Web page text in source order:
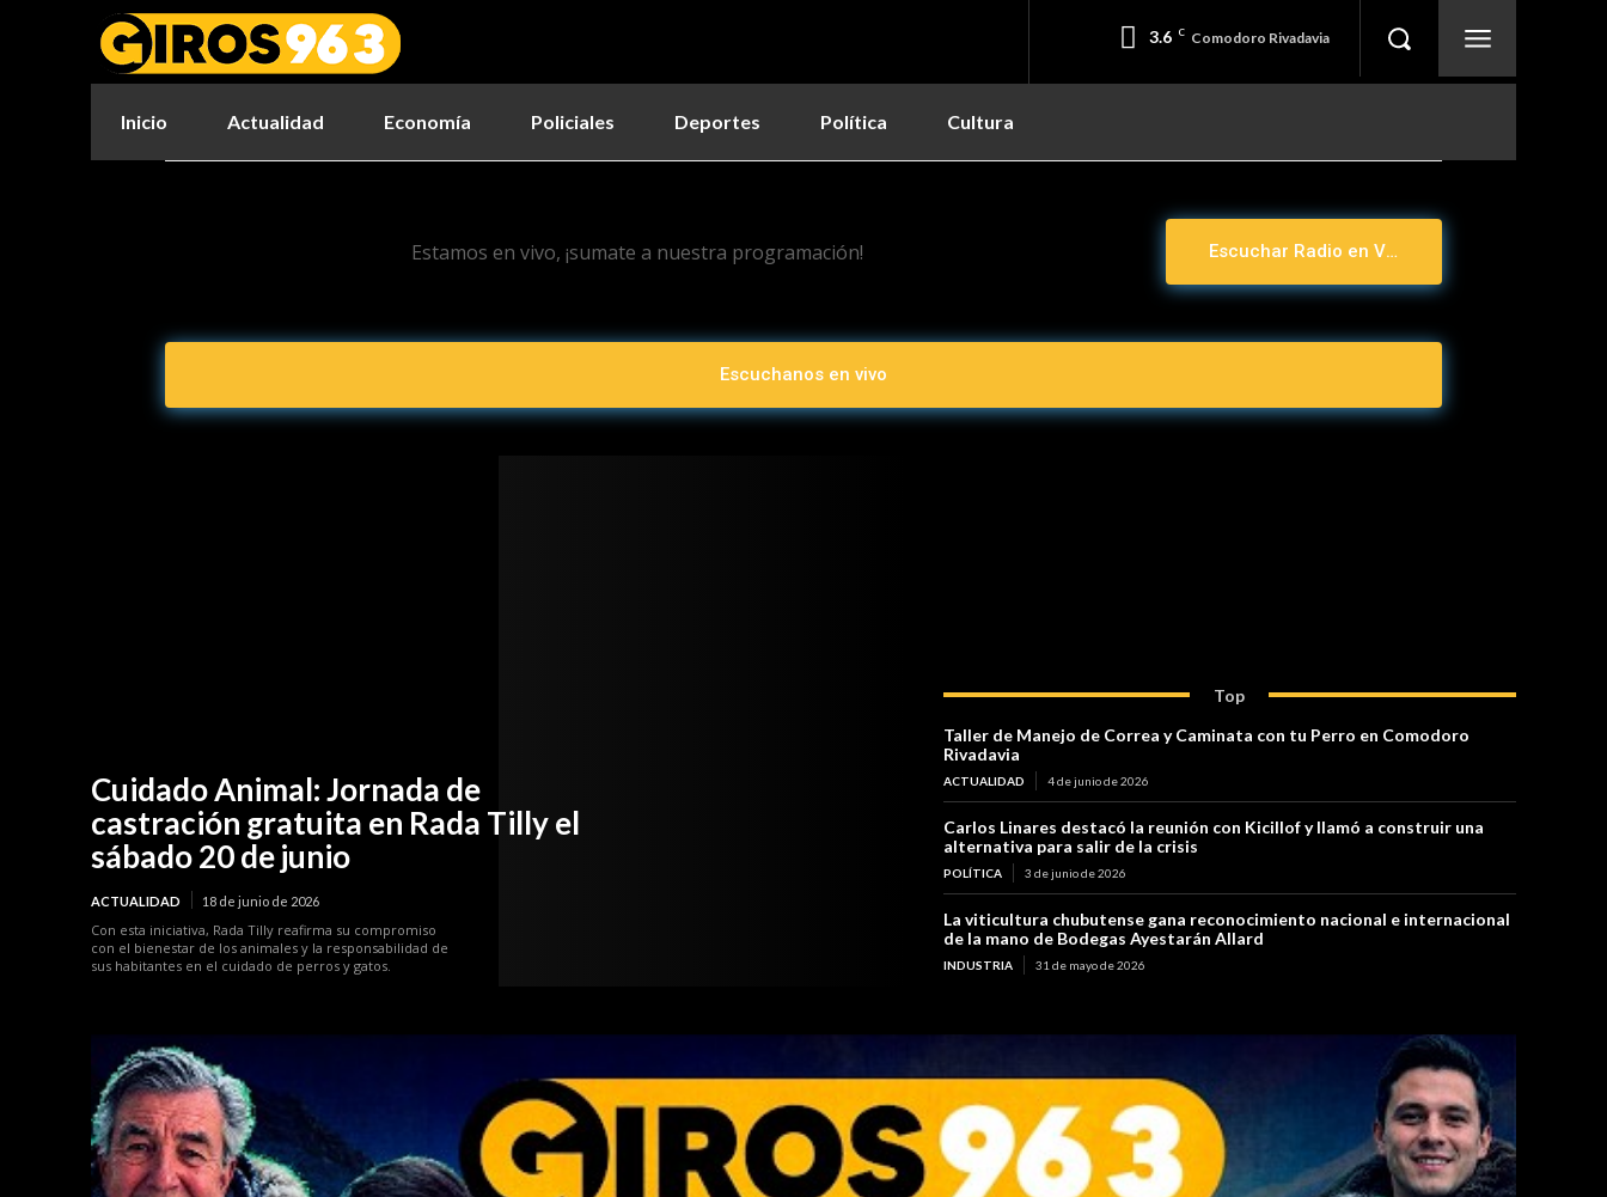
3.6 C Comodoro Rivadavia
Inicio Actualidad Economía Policiales Deportes Política Cultura
Estamos en vivo, ¡sumate a nuestra programación! Escuchar Radio en Vivo
Escuchanos en vivo
Cuidado Animal: Jornada de
castración gratuita en Rada Tilly el
sábado 20 de junio
ACTUALIDAD 18 de junio de 2026
Con esta iniciativa, Rada Tilly reafirma su compromiso
con el bienestar de los animales y la responsabilidad de
sus habitantes en el cuidado de perros y gatos.
Top
Taller de Manejo de Correa y Caminata con tu Perro en Comodoro
Rivadavia
ACTUALIDAD 4 de junio de 2026
Carlos Linares destacó la reunión con Kicillof y llamó a construir una
alternativa para salir de la crisis
POLÍTICA 3 de junio de 2026
La viticultura chubutense gana reconocimiento nacional e internacional
de la mano de Bodegas Ayestarán Allard
INDUSTRIA 31 de mayo de 2026